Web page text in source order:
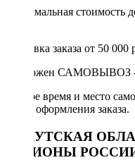
Минимальная стоимость
Доставка заказа от 50
Возможен САМОВЫВОЗ
Точное время и место
после оформления заказа.
ИРКУТСКАЯ
РЕГИОНЫ